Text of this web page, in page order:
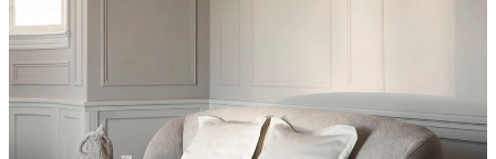
de
BoConcept
social
corporativa
historiaSala
de
Artesanía